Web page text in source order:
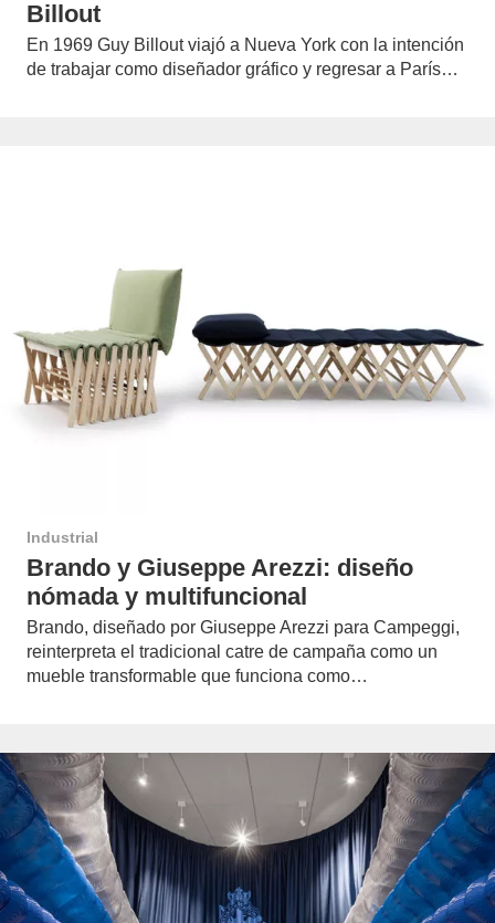
Billout
En 1969 Guy Billout viajó a Nueva York con la intención
de trabajar como diseñador gráfico y regresar a París…
Industrial
Brando y Giuseppe Arezzi: diseño
nómada y multifuncional
Brando, diseñado por Giuseppe Arezzi para Campeggi,
reinterpreta el tradicional catre de campaña como un
mueble transformable que funciona como…